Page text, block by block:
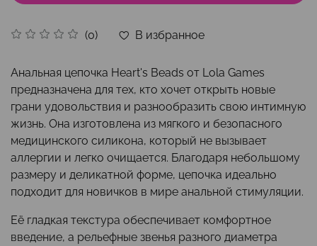
(0) В избранное
Анальная цепочка Heart's Beads от Lola Games
предназначена для тех, кто хочет открыть новые
грани удовольствия и разнообразить свою интимную
жизнь. Она изготовлена из мягкого и безопасного
медицинского силикона, который не вызывает
аллергии и легко очищается. Благодаря небольшому
размеру и деликатной форме, цепочка идеально
подходит для новичков в мире анальной стимуляции.
Её гладкая текстура обеспечивает комфортное
введение, а рельефные звенья разного диаметра